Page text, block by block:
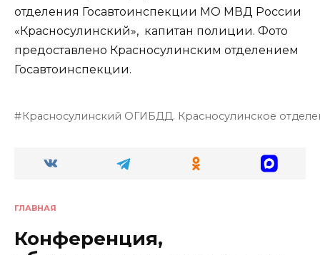
отделения Госавтоинспекции МО МВД России
«Красносулинский», капитан полиции. Фото
предоставлено Красносулинским отделением
Госавтоинспекции.
Красносулинский ОГИБДД. Красносулинское
ГЛАВНАЯ
Конференция,